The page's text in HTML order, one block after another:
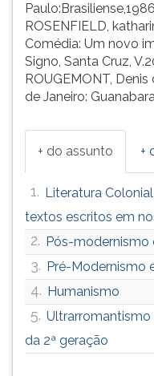
ROSENFIELD,
Comédia: Um novo
Signo, Santa Cruz,
ROUGEMONT,
de Janeiro:
+ do assunto +
1. Literatura
textos escritos em
2. Pós-modernismo
3. Pré-Modernismo
4. Humanismo
5.
da 2ª geração